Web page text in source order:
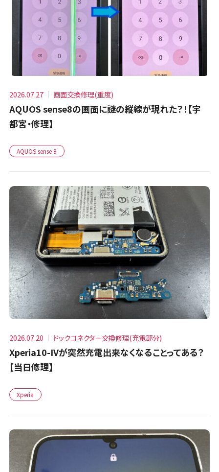
2026.07.27 画面交換修理(重度)
AQUOS sense8の画面に謎の縦線が現れた？！【宇
都宮・修理】
AQUOS sense 8
2026.07.20 ドックコネクター交換修理(充電部分)
Xperia10-IVが突然充電出来なくなることってある？
【当日修理】
Xperia